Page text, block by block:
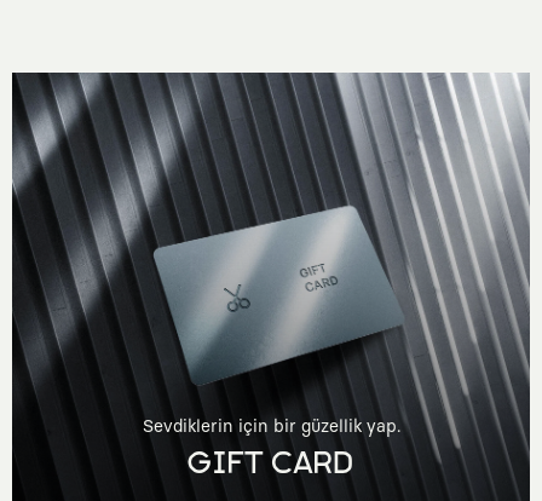
Sevdiklerin için bir güzellik yap.
GIFT CARD